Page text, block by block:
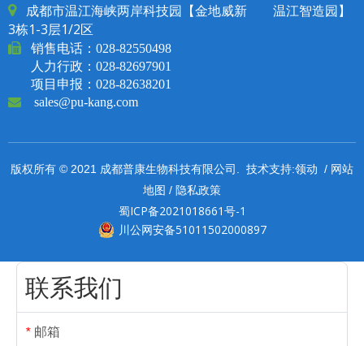

成都市温江海峡两岸科技园【金地威新 温江智造园】
3栋1-3层1/2区
 销售电话： 028-82550498
人力行政：028-82697901
项目申报：028-82638201
 sales@pu-kang.com
版权所有 © 2021 成都普康生物科技有限公司. 技术支持:领动 / 网站
地图 / 隐私政策
蜀ICP备2021018661号-1
川公网安备51011502000897
联系我们
* 邮箱